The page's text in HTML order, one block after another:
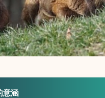
意涵